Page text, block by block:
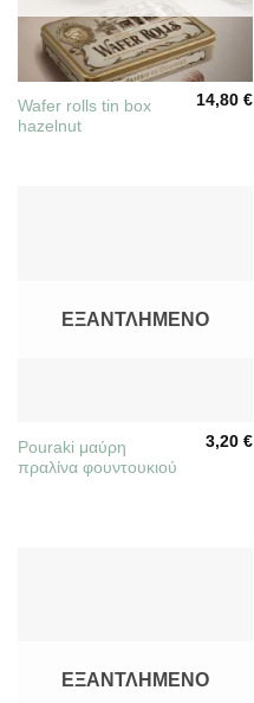
Wafer rolls tin box
hazelnut
14,80€
ΕΞΑΝΤΛΗΜΈΝΟ
Pouraki μαύρη
πραλίνα φουντουκιού
3,20€
ΕΞΑΝΤΛΗΜΈΝΟ